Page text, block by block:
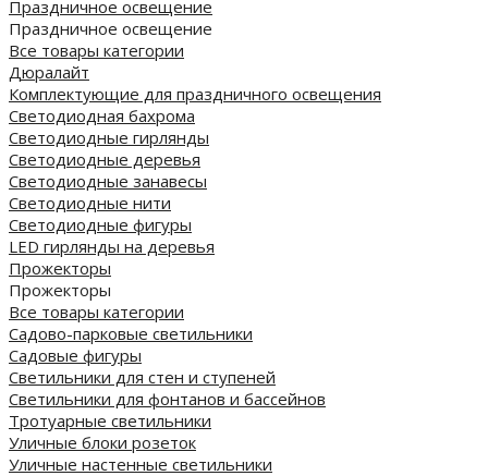
Праздничное освещение
Праздничное освещение
Все товары категории
Дюралайт
Комплектующие для праздничного освещения
Светодиодная бахрома
Светодиодные гирлянды
Светодиодные деревья
Светодиодные занавесы
Светодиодные нити
Светодиодные фигуры
LED гирлянды на деревья
Прожекторы
Прожекторы
Все товары категории
Садово-парковые светильники
Садовые фигуры
Светильники для стен и ступеней
Светильники для фонтанов и бассейнов
Тротуарные светильники
Уличные блоки розеток
Уличные настенные светильники